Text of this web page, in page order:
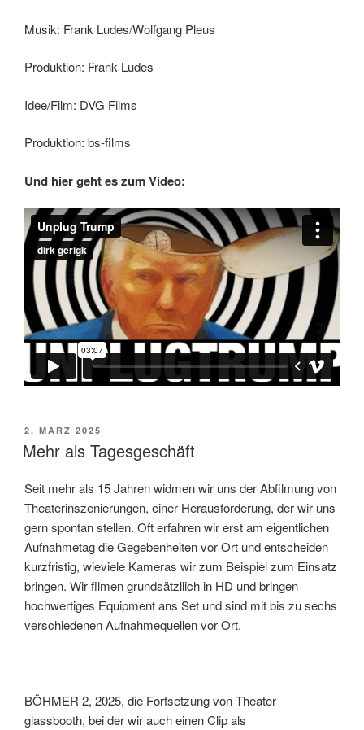
Musik: Frank Ludes/Wolfgang Pleus
Produktion: Frank Ludes
Idee/Film: DVG Films
Produktion: bs-films
Und hier geht es zum Video:
VERÖFFENTLICHT
AM
2. MÄRZ 2025
Mehr als Tagesgeschäft
Seit mehr als 15 Jahren widmen wir uns der Abfilmung von
Theaterinszenierungen, einer Herausforderung, der wir uns
gern spontan stellen. Oft erfahren wir erst am eigentlichen
Aufnahmetag die Gegebenheiten vor Ort und entscheiden
kurzfristig, wieviele Kameras wir zum Beispiel zum Einsatz
bringen. Wir filmen grundsätzllich in HD und bringen
hochwertiges Equipment ans Set und sind mit bis zu sechs
verschiedenen Aufnahmequellen vor Ort.
BÖHMER 2, 2025, die Fortsetzung von Theater
glassbooth, bei der wir auch einen Clip als